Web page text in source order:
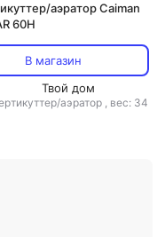
аэратор Caiman
60H
В магазин
Твой дом
аэратор , вес: 34